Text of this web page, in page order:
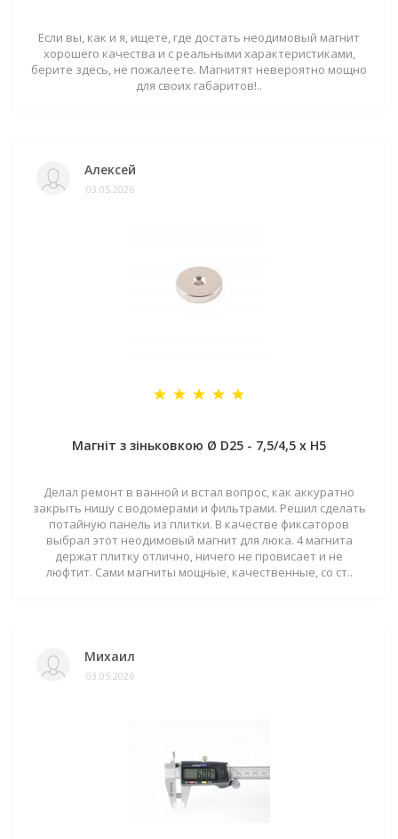
Если вы, как и я, ищете, где достать неодимовый магнит
хорошего качества и с реальными характеристиками,
берите здесь, не пожалеете. Магнитят невероятно мощно
для своих габаритов!..
Алексей
03.05.2026
Магніт з зіньковкою Ø D25 - 7,5/4,5 х H5
Делал ремонт в ванной и встал вопрос, как аккуратно
закрыть нишу с водомерами и фильтрами. Решил сделать
потайную панель из плитки. В качестве фиксаторов
выбрал этот неодимовый магнит для люка. 4 магнита
держат плитку отлично, ничего не провисает и не
люфтит. Сами магниты мощные, качественные, со ст..
Михаил
03.05.2026